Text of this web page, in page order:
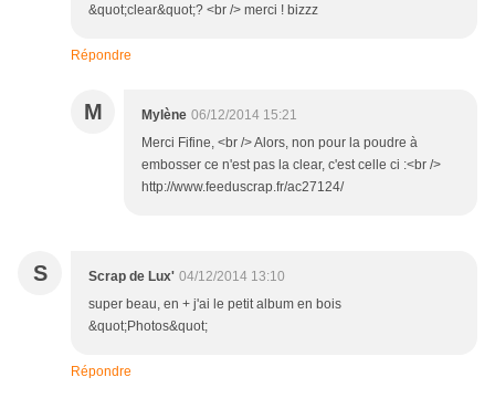
&quot;clear&quot;? <br /> merci ! bizzz
Répondre
M Mylène 06/12/2014 15:21
Merci Fifine, <br /> Alors, non pour la poudre à
embosser ce n'est pas la clear, c'est celle ci :<br />
http://www.feeduscrap.fr/ac27124/
S Scrap de Lux' 04/12/2014 13:10
super beau, en + j'ai le petit album en bois
&quot;Photos&quot;
Répondre